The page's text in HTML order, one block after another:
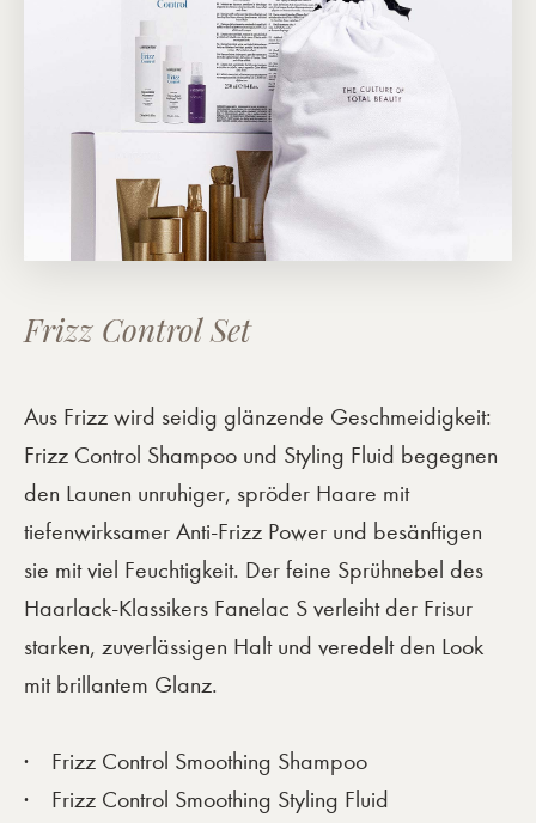
Frizz Control Set
Aus Frizz wird seidig glänzende Geschmeidigkeit:
Frizz Control Shampoo und Styling Fluid begegnen
den Launen unruhiger, spröder Haare mit
tiefenwirksamer Anti-Frizz Power und besänftigen
sie mit viel Feuchtigkeit. Der feine Sprühnebel des
Haarlack-Klassikers Fanelac S verleiht der Frisur
starken, zuverlässigen Halt und veredelt den Look
mit brillantem Glanz.
Frizz Control Smoothing Shampoo
Frizz Control Smoothing Styling Fluid